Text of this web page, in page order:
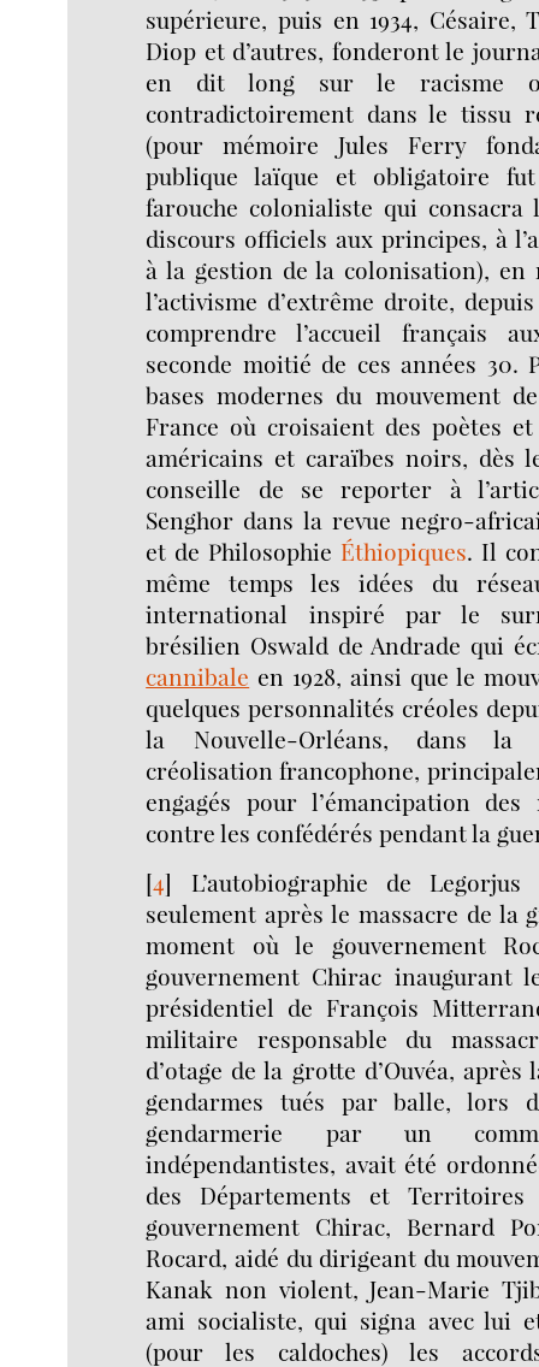
supérieure, puis en 1934, Césaire,
Diop et d’autres, fonderont le
en dit long sur le racisme
contradictoirement dans le tissu
(pour mémoire Jules Ferry
publique laïque et obligatoire
farouche colonialiste qui consacra
discours officiels aux principes, à
à la gestion de la colonisation), en
l’activisme d’extrême droite,
comprendre l’accueil français
seconde moitié de ces années 30.
bases modernes du mouvement
France où croisaient des poètes
américains et caraïbes noirs, dès
conseille de se reporter à
Senghor dans la revue negro-
et de Philosophie Éthiopiques. Il
même temps les idées du
international inspiré par le
brésilien Oswald de Andrade qui
cannibale en 1928, ainsi que le
quelques personnalités créoles
la Nouvelle-Orléans, dans
créolisation francophone,
engagés pour l’émancipation
contre les confédérés pendant la
[4] L’autobiographie de
seulement après le massacre de la
moment où le gouvernement
gouvernement Chirac inaugurant
présidentiel de François
militaire responsable du
d’otage de la grotte d’Ouvéa,
gendarmes tués par balle, lors
gendarmerie par un
indépendantistes, avait été
des Départements et Territoires
gouvernement Chirac, Bernard
Rocard, aidé du dirigeant du
Kanak non violent, Jean-Marie
ami socialiste, qui signa avec lui
(pour les caldoches) les